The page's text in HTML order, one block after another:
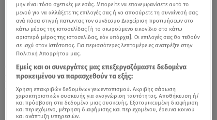
17.12.22, 21:05
Συνατσάκη: Η εξομολόγηση για τη θλίψη
που νιώθει μετά τη γέννηση της κόρης
μην είναι τόσο σχετικές με εσάς. Μπορείτε να επανεμφανίσετε αυτό το
μενού για να αλλάξετε τις επιλογές σας ή να αποσύρετε τη συναίνεσή σας
ανά πάσα στιγμή πατώντας τον σύνδεσμο Διαχείριση προτιμήσεων στο
κάτω μέρος της ιστοσελίδας [ή το αιωρούμενο εικονίδιο στο κάτω
αριστερό μέρος της ιστοσελίδας, εάν υπάρχει]. Οι επιλογές σας θα τεθούν
σε ισχύ στον Ιστότοπος. Για περισσότερες λεπτομέρειες ανατρέξτε στην
Πολιτική Απορρήτου μας.
Εμείς και οι συνεργάτες μας επεξεργαζόμαστε δεδομένα
προκειμένου να παρασχεθούν τα εξής:
Χρήση επακριβών δεδομένων γεωεντοπισμού. Ακριβής σάρωση
χαρακτηριστικών συσκευής για αναγνώριση ταυτότητας. Αποθήκευση ή/
και πρόσβαση στα δεδομένα μιας συσκευής. Εξατομικευμένη διαφήμιση
και περιεχόμενο, μέτρηση διαφήμισης και περιεχομένου, έρευνα κοινού
και ανάπτυξη υπηρεσιών.